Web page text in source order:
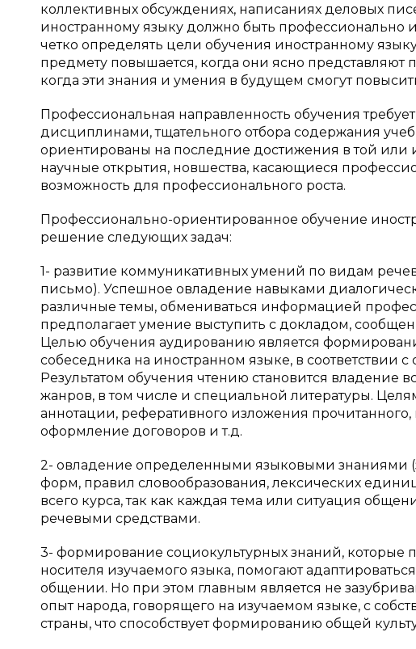
коллективных обсуждениях, написаниях деловых
иностранному языку должно быть
четко определять цели обучения иностранному
предмету повышается, когда они ясно
когда эти знания и умения в будущем смогут
Профессиональная направленность обучения
дисциплинами, тщательного отбора содержания
ориентированы на последние достижения в той или
научные открытия, новшества, касающиеся
возможность для профессионального роста.
Профессионально-ориентированное обучение
решение следующих задач:
1- развитие коммуникативных умений по видам
письмо). Успешное овладение навыками
различные темы, обмениваться информацией
предполагает умение выступить с докладом,
Целью обучения аудированию является
собеседника на иностранном языке, в
Результатом обучения чтению становится
жанров, в том числе и специальной литературы.
аннотации, реферативного изложения
оформление договоров и т.д.
2- овладение определенными языковыми знаниями
форм, правил словообразования, лексических
всего курса, так как каждая тема или ситуация
речевыми средствами.
3- формирование социокультурных знаний, которые
носителя изучаемого языка, помогают
общении. Но при этом главным является не
опыт народа, говорящего на изучаемом языке, с
страны, что способствует формированию общей